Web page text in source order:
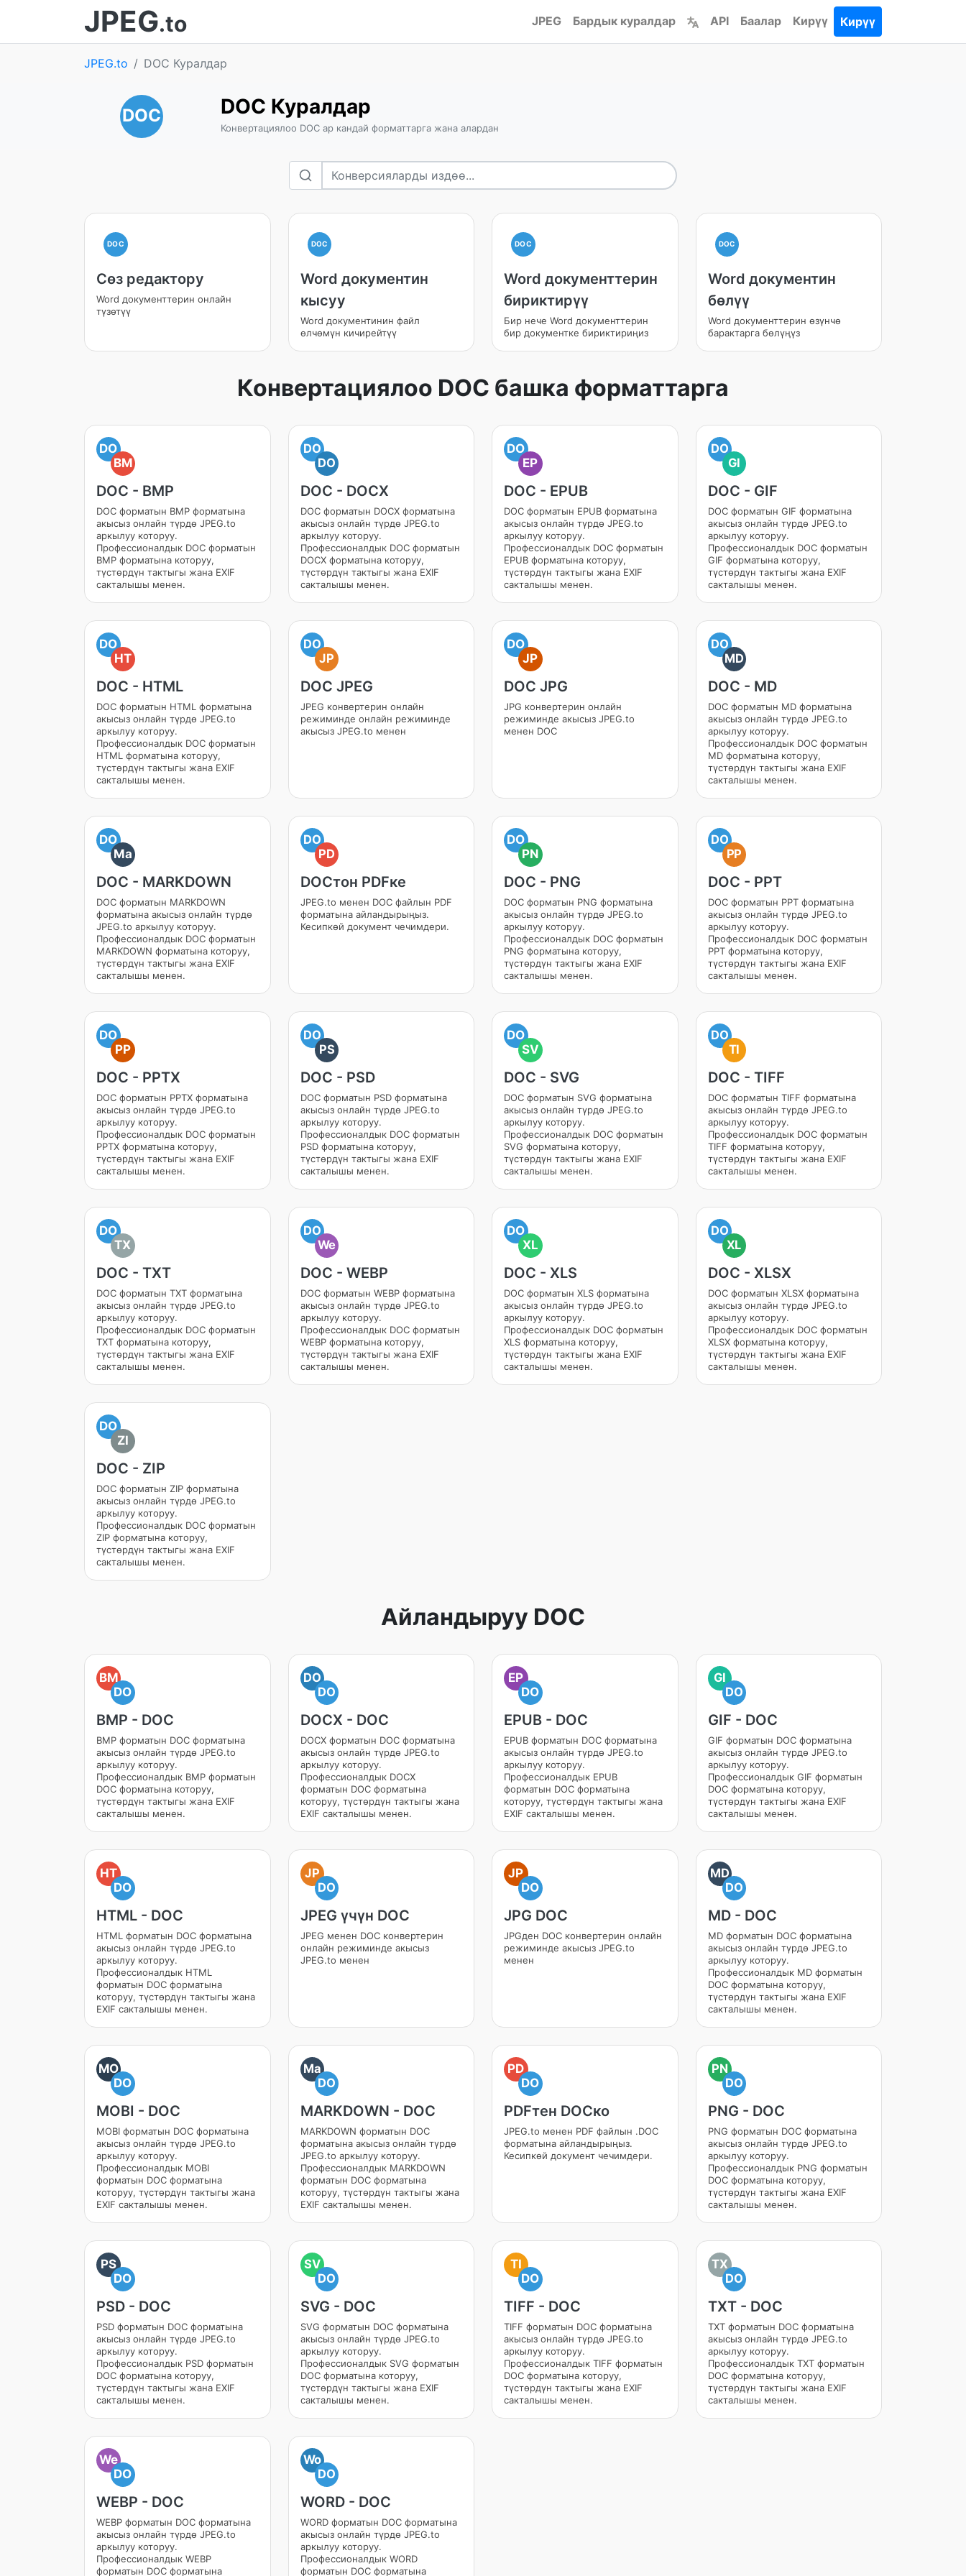
JPEG.to JPEG Бардык куралдар API Баалар Кирүү Кирүү
JPEG.to DOC Куралдар
DOC DOC Куралдар
Конвертациялоо DOC ар кандай форматтарга жана алардан
DOC
Сөз редактору
Word документтерин онлайн
түзөтүү
DOC
Word документин
кысуу
Word документинин файл
өлчөмүн кичирейтүү
DOC
Word документтерин
бириктирүү
Бир нече Word документтерин
бир документке бириктириңиз
DOC
Word документин
бөлүү
Word документтерин өзүнчө
барактарга бөлүңүз
Конвертациялоо DOC башка форматтарга
DO
BM
DOC - BMP
DOC форматын BMP форматына
акысыз онлайн түрдө JPEG.to
аркылуу которуу.
Профессионалдык DOC форматын
BMP форматына которуу,
түстөрдүн тактыгы жана EXIF
сакталышы менен.
DO
DO
DOC - DOCX
DOC форматын DOCX форматына
акысыз онлайн түрдө JPEG.to
аркылуу которуу.
Профессионалдык DOC форматын
DOCX форматына которуу,
түстөрдүн тактыгы жана EXIF
сакталышы менен.
DO
EP
DOC - EPUB
DOC форматын EPUB форматына
акысыз онлайн түрдө JPEG.to
аркылуу которуу.
Профессионалдык DOC форматын
EPUB форматына которуу,
түстөрдүн тактыгы жана EXIF
сакталышы менен.
DO
GI
DOC - GIF
DOC форматын GIF форматына
акысыз онлайн түрдө JPEG.to
аркылуу которуу.
Профессионалдык DOC форматын
GIF форматына которуу,
түстөрдүн тактыгы жана EXIF
сакталышы менен.
DO
HT
DOC - HTML
DOC форматын HTML форматына
акысыз онлайн түрдө JPEG.to
аркылуу которуу.
Профессионалдык DOC форматын
HTML форматына которуу,
түстөрдүн тактыгы жана EXIF
сакталышы менен.
DO
JP
DOC JPEG
JPEG конвертерин онлайн
режиминде онлайн режиминде
акысыз JPEG.to менен
DO
JP
DOC JPG
JPG конвертерин онлайн
режиминде акысыз JPEG.to
менен DOC
DO
MD
DOC - MD
DOC форматын MD форматына
акысыз онлайн түрдө JPEG.to
аркылуу которуу.
Профессионалдык DOC форматын
MD форматына которуу,
түстөрдүн тактыгы жана EXIF
сакталышы менен.
DO
Ma
DOC - MARKDOWN
DOC форматын MARKDOWN
форматына акысыз онлайн түрдө
JPEG.to аркылуу которуу.
Профессионалдык DOC форматын
MARKDOWN форматына которуу,
түстөрдүн тактыгы жана EXIF
сакталышы менен.
DO
PD
DOCтон PDFке
JPEG.to менен DOC файлын PDF
форматына айландырыңыз.
Кесипкөй документ чечимдери.
DO
PN
DOC - PNG
DOC форматын PNG форматына
акысыз онлайн түрдө JPEG.to
аркылуу которуу.
Профессионалдык DOC форматын
PNG форматына которуу,
түстөрдүн тактыгы жана EXIF
сакталышы менен.
DO
PP
DOC - PPT
DOC форматын PPT форматына
акысыз онлайн түрдө JPEG.to
аркылуу которуу.
Профессионалдык DOC форматын
PPT форматына которуу,
түстөрдүн тактыгы жана EXIF
сакталышы менен.
DO
PP
DOC - PPTX
DOC форматын PPTX форматына
акысыз онлайн түрдө JPEG.to
аркылуу которуу.
Профессионалдык DOC форматын
PPTX форматына которуу,
түстөрдүн тактыгы жана EXIF
сакталышы менен.
DO
PS
DOC - PSD
DOC форматын PSD форматына
акысыз онлайн түрдө JPEG.to
аркылуу которуу.
Профессионалдык DOC форматын
PSD форматына которуу,
түстөрдүн тактыгы жана EXIF
сакталышы менен.
DO
SV
DOC - SVG
DOC форматын SVG форматына
акысыз онлайн түрдө JPEG.to
аркылуу которуу.
Профессионалдык DOC форматын
SVG форматына которуу,
түстөрдүн тактыгы жана EXIF
сакталышы менен.
DO
TI
DOC - TIFF
DOC форматын TIFF форматына
акысыз онлайн түрдө JPEG.to
аркылуу которуу.
Профессионалдык DOC форматын
TIFF форматына которуу,
түстөрдүн тактыгы жана EXIF
сакталышы менен.
DO
TX
DOC - TXT
DOC форматын TXT форматына
акысыз онлайн түрдө JPEG.to
аркылуу которуу.
Профессионалдык DOC форматын
TXT форматына которуу,
түстөрдүн тактыгы жана EXIF
сакталышы менен.
DO
We
DOC - WEBP
DOC форматын WEBP форматына
акысыз онлайн түрдө JPEG.to
аркылуу которуу.
Профессионалдык DOC форматын
WEBP форматына которуу,
түстөрдүн тактыгы жана EXIF
сакталышы менен.
DO
XL
DOC - XLS
DOC форматын XLS форматына
акысыз онлайн түрдө JPEG.to
аркылуу которуу.
Профессионалдык DOC форматын
XLS форматына которуу,
түстөрдүн тактыгы жана EXIF
сакталышы менен.
DO
XL
DOC - XLSX
DOC форматын XLSX форматына
акысыз онлайн түрдө JPEG.to
аркылуу которуу.
Профессионалдык DOC форматын
XLSX форматына которуу,
түстөрдүн тактыгы жана EXIF
сакталышы менен.
DO
ZI
DOC - ZIP
DOC форматын ZIP форматына
акысыз онлайн түрдө JPEG.to
аркылуу которуу.
Профессионалдык DOC форматын
ZIP форматына которуу,
түстөрдүн тактыгы жана EXIF
сакталышы менен.
Айландыруу DOC
BM
DO
BMP - DOC
BMP форматын DOC форматына
акысыз онлайн түрдө JPEG.to
аркылуу которуу.
Профессионалдык BMP форматын
DOC форматына которуу,
түстөрдүн тактыгы жана EXIF
сакталышы менен.
DO
DO
DOCX - DOC
DOCX форматын DOC форматына
акысыз онлайн түрдө JPEG.to
аркылуу которуу.
Профессионалдык DOCX
форматын DOC форматына
которуу, түстөрдүн тактыгы жана
EXIF сакталышы менен.
EP
DO
EPUB - DOC
EPUB форматын DOC форматына
акысыз онлайн түрдө JPEG.to
аркылуу которуу.
Профессионалдык EPUB
форматын DOC форматына
которуу, түстөрдүн тактыгы жана
EXIF сакталышы менен.
GI
DO
GIF - DOC
GIF форматын DOC форматына
акысыз онлайн түрдө JPEG.to
аркылуу которуу.
Профессионалдык GIF форматын
DOC форматына которуу,
түстөрдүн тактыгы жана EXIF
сакталышы менен.
HT
DO
HTML - DOC
HTML форматын DOC форматына
акысыз онлайн түрдө JPEG.to
аркылуу которуу.
Профессионалдык HTML
форматын DOC форматына
которуу, түстөрдүн тактыгы жана
EXIF сакталышы менен.
JP
DO
JPEG үчүн DOC
JPEG менен DOC конвертерин
онлайн режиминде акысыз
JPEG.to менен
JP
DO
JPG DOC
JPGден DOC конвертерин онлайн
режиминде акысыз JPEG.to
менен
MD
DO
MD - DOC
MD форматын DOC форматына
акысыз онлайн түрдө JPEG.to
аркылуу которуу.
Профессионалдык MD форматын
DOC форматына которуу,
түстөрдүн тактыгы жана EXIF
сакталышы менен.
MO
DO
MOBI - DOC
MOBI форматын DOC форматына
акысыз онлайн түрдө JPEG.to
аркылуу которуу.
Профессионалдык MOBI
форматын DOC форматына
которуу, түстөрдүн тактыгы жана
EXIF сакталышы менен.
Ma
DO
MARKDOWN - DOC
MARKDOWN форматын DOC
форматына акысыз онлайн түрдө
JPEG.to аркылуу которуу.
Профессионалдык MARKDOWN
форматын DOC форматына
которуу, түстөрдүн тактыгы жана
EXIF сакталышы менен.
PD
DO
PDFтен DOCко
JPEG.to менен PDF файлын .DOC
форматына айландырыңыз.
Кесипкөй документ чечимдери.
PN
DO
PNG - DOC
PNG форматын DOC форматына
акысыз онлайн түрдө JPEG.to
аркылуу которуу.
Профессионалдык PNG форматын
DOC форматына которуу,
түстөрдүн тактыгы жана EXIF
сакталышы менен.
PS
DO
PSD - DOC
PSD форматын DOC форматына
акысыз онлайн түрдө JPEG.to
аркылуу которуу.
Профессионалдык PSD форматын
DOC форматына которуу,
түстөрдүн тактыгы жана EXIF
сакталышы менен.
SV
DO
SVG - DOC
SVG форматын DOC форматына
акысыз онлайн түрдө JPEG.to
аркылуу которуу.
Профессионалдык SVG форматын
DOC форматына которуу,
түстөрдүн тактыгы жана EXIF
сакталышы менен.
TI
DO
TIFF - DOC
TIFF форматын DOC форматына
акысыз онлайн түрдө JPEG.to
аркылуу которуу.
Профессионалдык TIFF форматын
DOC форматына которуу,
түстөрдүн тактыгы жана EXIF
сакталышы менен.
TX
DO
TXT - DOC
TXT форматын DOC форматына
акысыз онлайн түрдө JPEG.to
аркылуу которуу.
Профессионалдык TXT форматын
DOC форматына которуу,
түстөрдүн тактыгы жана EXIF
сакталышы менен.
We
DO
WEBP - DOC
WEBP форматын DOC форматына
акысыз онлайн түрдө JPEG.to
аркылуу которуу.
Профессионалдык WEBP
форматын DOC форматына
Wo
DO
WORD - DOC
WORD форматын DOC форматына
акысыз онлайн түрдө JPEG.to
аркылуу которуу.
Профессионалдык WORD
форматын DOC форматына